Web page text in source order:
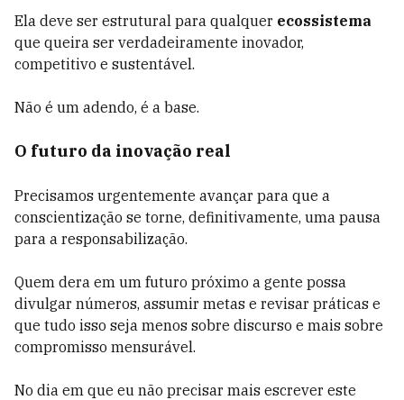
Ela deve ser estrutural para qualquer ecossistema
que queira ser verdadeiramente inovador,
competitivo e sustentável.
Não é um adendo, é a base.
O futuro da inovação real
Precisamos urgentemente avançar para que a
conscientização se torne, definitivamente, uma pausa
para a responsabilização.
Quem dera em um futuro próximo a gente possa
divulgar números, assumir metas e revisar práticas e
que tudo isso seja menos sobre discurso e mais sobre
compromisso mensurável.
No dia em que eu não precisar mais escrever este